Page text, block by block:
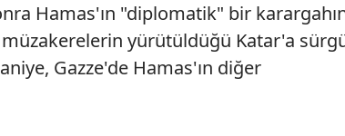
Hamas'ın "diplomatik" bir
yürütüldüğü Katar'a
Gazze'de Hamas'ın diğer